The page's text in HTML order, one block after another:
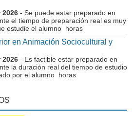
2026 - Se puede estar preparado en
el tiempo de preparación real es muy
estudie el alumno horas
en Animación Sociocultural y
2026 - Es factible estar preparado en
la duración real del tiempo de estudio
por el alumno horas